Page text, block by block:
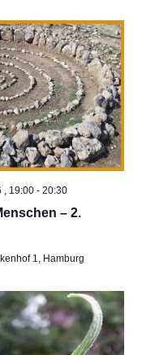
– 2.
, 19:00- 20:30
1, Hamburg